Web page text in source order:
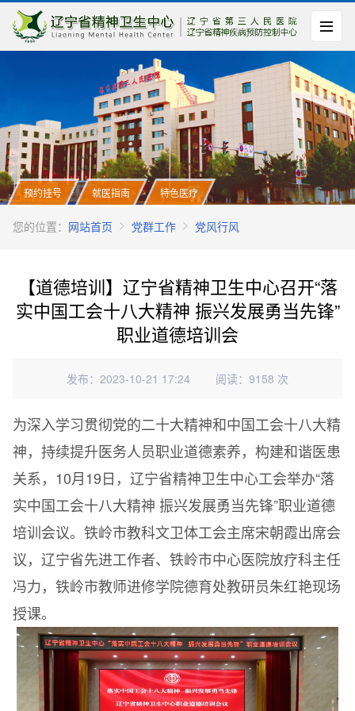
预约挂号 就医指南 特色医疗
您的位置： 网站首页 党群工作 党风行风
【道德培训】辽宁省精神卫生中心召开“落
实中国工会十八大精神 振兴发展勇当先锋”
职业道德培训会
发布：2023-10-21 17:24 阅读：9158 次
为深入学习贯彻党的二十大精神和中国工会十八大精
神，持续提升医务人员职业道德素养，构建和谐医患
关系，10月19日，辽宁省精神卫生中心工会举办“落
实中国工会十八大精神 振兴发展勇当先锋”职业道德
培训会议。铁岭市教科文卫体工会主席宋朝霞出席会
议，辽宁省先进工作者、铁岭市中心医院放疗科主任
冯力，铁岭市教师进修学院德育处教研员朱红艳现场
授课。